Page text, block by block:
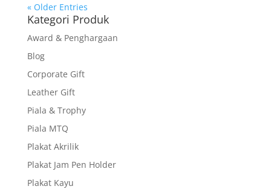
« Older Entries
Kategori Produk
Award & Penghargaan
Blog
Corporate Gift
Leather Gift
Piala & Trophy
Piala MTQ
Plakat Akrilik
Plakat Jam Pen Holder
Plakat Kayu